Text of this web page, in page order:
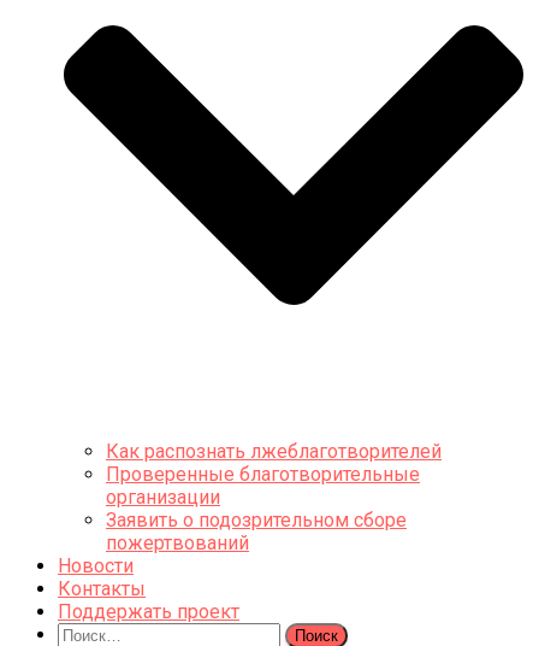
Как распознать лжеблаготворителей
Проверенные благотворительные
организации
Заявить о подозрительном сборе
пожертвований
Новости
Контакты
Поддержать проект
Найти: